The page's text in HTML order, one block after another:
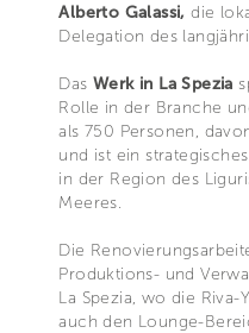
Alberto Galassi, die
Delegation des
Das Werk in La Spezia
Rolle in der Branche
als 750 Personen,
und ist ein
in der Region des
Meeres.
Die
Produktions- und
La Spezia, wo die
auch den Lounge-